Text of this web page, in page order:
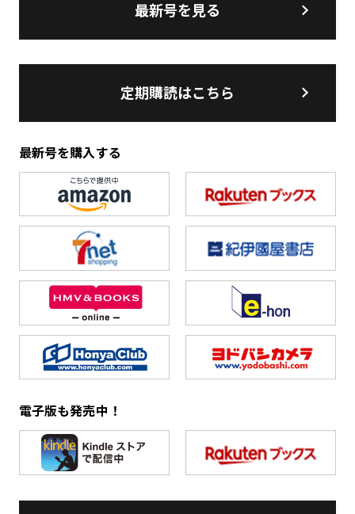
最新号を見る
定期購読はこちら
最新号を購入する
電子版も発売中！